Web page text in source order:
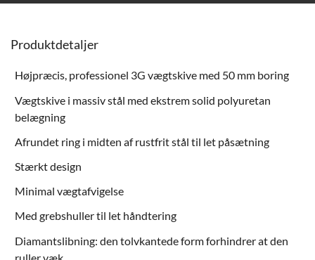
Produktdetaljer
Højpræcis, professionel 3G vægtskive med 50 mm boring
Vægtskive i massiv stål med ekstrem solid polyuretan
belægning
Afrundet ring i midten af rustfrit stål til let påsætning
Stærkt design
Minimal vægtafvigelse
Med grebshuller til let håndtering
Diamantslibning: den tolvkantede form forhindrer at den
ruller væk